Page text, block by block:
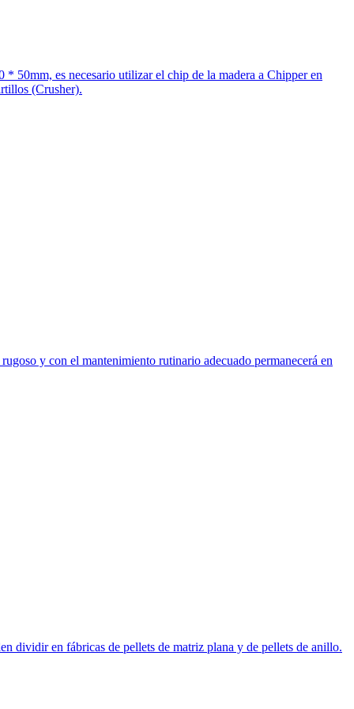
50mm, es necesario utilizar el chip de la madera a Chipper en
(Crusher).
y con el mantenimiento rutinario adecuado permanecerá en
dividir en fábricas de pellets de matriz plana y de pellets de anillo.